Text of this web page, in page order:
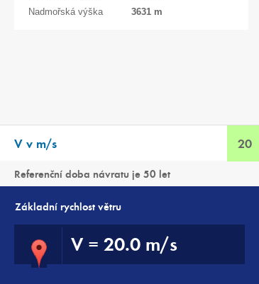
Nadmořská výška
3631 m
V v m/s 20
Referenční doba návratu je 50 let
Základní rychlost větru
V= 20.0 m/s